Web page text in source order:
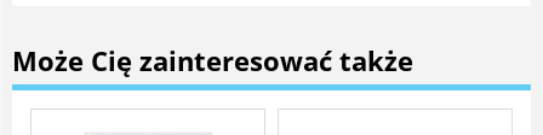
Może Cię zainteresować także